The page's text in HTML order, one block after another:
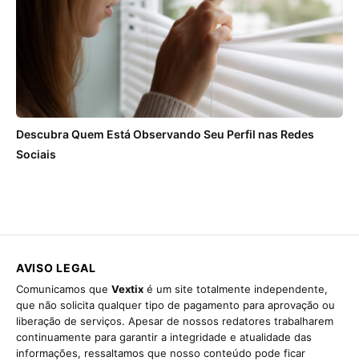
Descubra Quem Está Observando Seu Perfil nas Redes
Sociais
AVISO LEGAL
Comunicamos que Vextix é um site totalmente independente,
que não solicita qualquer tipo de pagamento para aprovação ou
liberação de serviços. Apesar de nossos redatores trabalharem
continuamente para garantir a integridade e atualidade das
informações, ressaltamos que nosso conteúdo pode ficar